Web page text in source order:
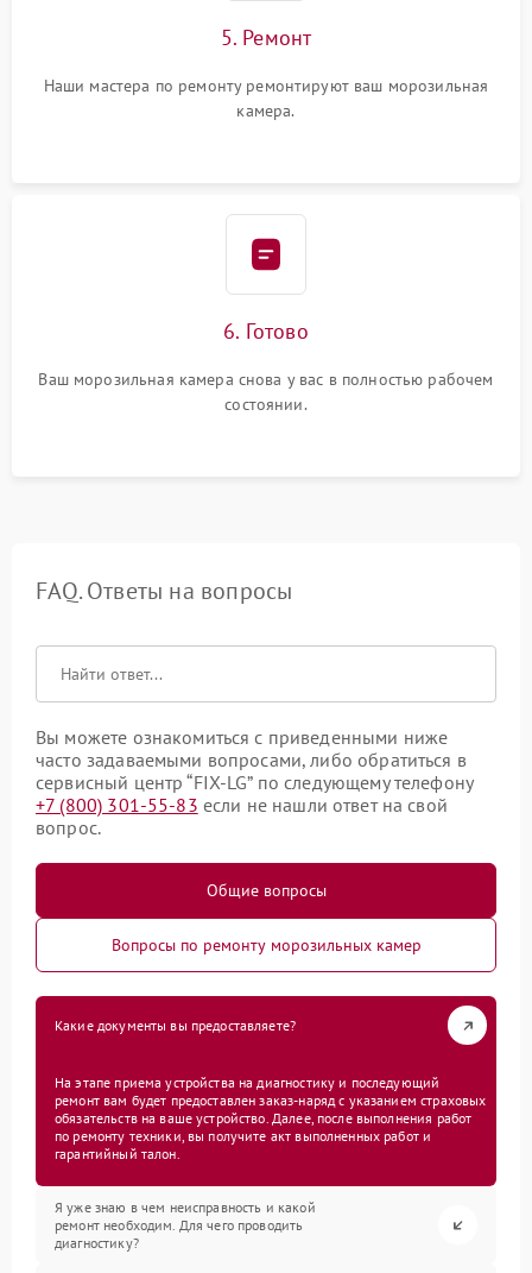
5. Ремонт
Наши мастера по ремонту ремонтируют ваш морозильная
камера.
6. Готово
Ваш морозильная камера снова у вас в полностью рабочем
состоянии.
FAQ. Ответы на вопросы
Вы можете ознакомиться с приведенными ниже
часто задаваемыми вопросами, либо обратиться в
сервисный центр “FIX-LG” по следующему телефону
+7 (800) 301-55-83 если не нашли ответ на свой
вопрос.
Общие вопросы
Вопросы по ремонту морозильных камер
Какие документы вы предоставляете?
На этапе приема устройства на диагностику и последующий
ремонт вам будет предоставлен заказ-наряд с указанием страховых
обязательств на ваше устройство. Далее, после выполнения работ
по ремонту техники, вы получите акт выполненных работ и
гарантийный талон.
Я уже знаю в чем неисправность и какой
ремонт необходим. Для чего проводить
диагностику?